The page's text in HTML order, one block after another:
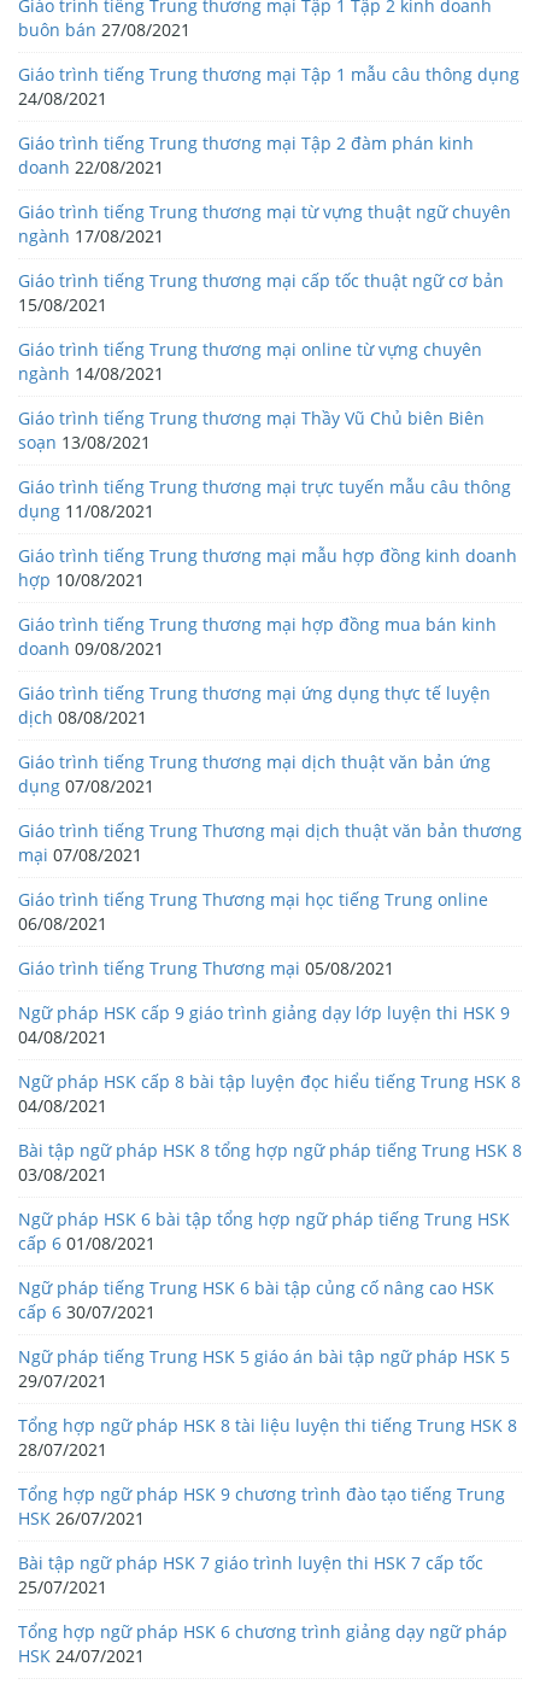
Giáo trình tiếng Trung thương mại Tập 1 Tập 2 kinh doanh
buôn bán 27/08/2021
Giáo trình tiếng Trung thương mại Tập 1 mẫu câu thông dụng
24/08/2021
Giáo trình tiếng Trung thương mại Tập 2 đàm phán kinh
doanh 22/08/2021
Giáo trình tiếng Trung thương mại từ vựng thuật ngữ chuyên
ngành 17/08/2021
Giáo trình tiếng Trung thương mại cấp tốc thuật ngữ cơ bản
15/08/2021
Giáo trình tiếng Trung thương mại online từ vựng chuyên
ngành 14/08/2021
Giáo trình tiếng Trung thương mại Thầy Vũ Chủ biên Biên
soạn 13/08/2021
Giáo trình tiếng Trung thương mại trực tuyến mẫu câu thông
dụng 11/08/2021
Giáo trình tiếng Trung thương mại mẫu hợp đồng kinh doanh
hợp 10/08/2021
Giáo trình tiếng Trung thương mại hợp đồng mua bán kinh
doanh 09/08/2021
Giáo trình tiếng Trung thương mại ứng dụng thực tế luyện
dịch 08/08/2021
Giáo trình tiếng Trung thương mại dịch thuật văn bản ứng
dụng 07/08/2021
Giáo trình tiếng Trung Thương mại dịch thuật văn bản thương
mại 07/08/2021
Giáo trình tiếng Trung Thương mại học tiếng Trung online
06/08/2021
Giáo trình tiếng Trung Thương mại 05/08/2021
Ngữ pháp HSK cấp 9 giáo trình giảng dạy lớp luyện thi HSK 9
04/08/2021
Ngữ pháp HSK cấp 8 bài tập luyện đọc hiểu tiếng Trung HSK 8
04/08/2021
Bài tập ngữ pháp HSK 8 tổng hợp ngữ pháp tiếng Trung HSK 8
03/08/2021
Ngữ pháp HSK 6 bài tập tổng hợp ngữ pháp tiếng Trung HSK
cấp 6 01/08/2021
Ngữ pháp tiếng Trung HSK 6 bài tập củng cố nâng cao HSK
cấp 6 30/07/2021
Ngữ pháp tiếng Trung HSK 5 giáo án bài tập ngữ pháp HSK 5
29/07/2021
Tổng hợp ngữ pháp HSK 8 tài liệu luyện thi tiếng Trung HSK 8
28/07/2021
Tổng hợp ngữ pháp HSK 9 chương trình đào tạo tiếng Trung
HSK 26/07/2021
Bài tập ngữ pháp HSK 7 giáo trình luyện thi HSK 7 cấp tốc
25/07/2021
Tổng hợp ngữ pháp HSK 6 chương trình giảng dạy ngữ pháp
HSK 24/07/2021